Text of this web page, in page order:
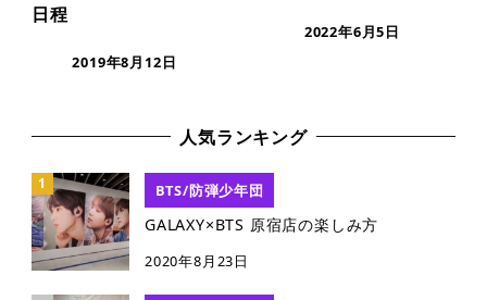
日程
2019年8月12日
2022年6月5日
人気ランキング
BTS/防弾少年団
GALAXY×BTS 原宿店の楽しみ方
2020年8月23日